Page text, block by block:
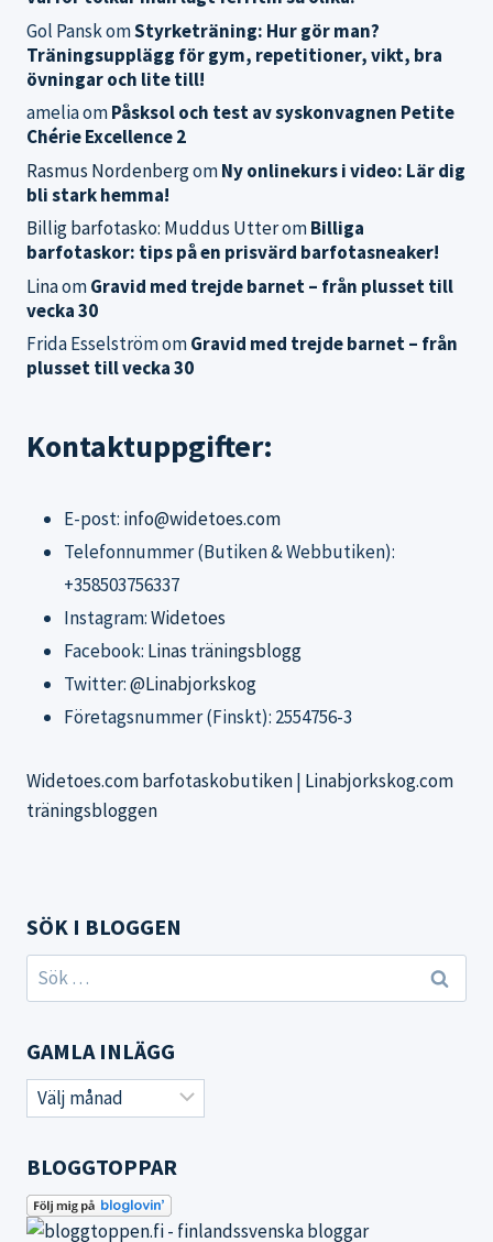
Gol PanskomStyrketräning: Hur gör man?
Träningsupplägg för gym, repetitioner, vikt, bra
övningar och lite till!
ameliaomPåsksol och test av syskonvagnen Petite
Chérie Excellence 2
Rasmus NordenbergomNy onlinekurs i video: Lär dig
bli stark hemma!
Billig barfotasko: Muddus UtteromBilliga
barfotaskor: tips på en prisvärd barfotasneaker!
LinaomGravid med trejde barnet – från plusset till
vecka 30
Frida EsselströmomGravid med trejde barnet – från
plusset till vecka 30
Kontaktuppgifter:
E-post: info@widetoes.com
Telefonnummer (Butiken & Webbutiken):
+358503756337
Instagram:Widetoes
Facebook: Linas träningsblogg
Twitter:@Linabjorkskog
Företagsnummer (Finskt): 2554756-3
Widetoes.com barfotaskobutiken| Linabjorkskog.com
träningsbloggen
SÖK I BLOGGEN
Sök
efter:
GAMLA INLÄGG
Gamla
inlägg
BLOGGTOPPAR